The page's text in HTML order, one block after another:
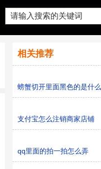
相关推荐
螃蟹切开里面黑色的是什么
支付宝怎么注销商家店铺
qq里面的拍一拍怎么弄